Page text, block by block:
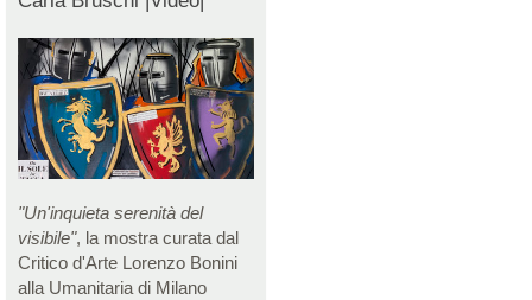
"Un'inquieta serenità del
visibile", la mostra curata dal
Critico d'Arte Lorenzo Bonini
alla Umanitaria di Milano